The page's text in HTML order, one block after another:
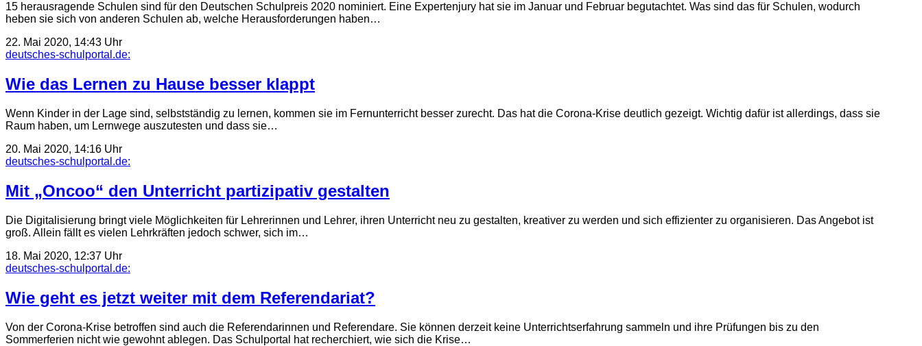
15 herausragende Schulen sind für den Deutschen Schulpreis 2020 nominiert. Eine Expertenjury hat sie im Januar und Februar begutachtet. Was sind das für Schulen, wodurch
heben sie sich von anderen Schulen ab, welche Herausforderungen haben…
22. Mai 2020, 14:43 Uhr
deutsches-schulportal.de:
Wie das Lernen zu Hause besser klappt
Wenn Kinder in der Lage sind, selbstständig zu lernen, kommen sie im Fernunterricht besser zurecht. Das hat die Corona-Krise deutlich gezeigt. Wichtig dafür ist allerdings, dass sie
Raum haben, um Lernwege auszutesten und dass sie…
20. Mai 2020, 14:16 Uhr
deutsches-schulportal.de:
Mit „Oncoo“ den Unterricht partizipativ gestalten
Die Digitalisierung bringt viele Möglichkeiten für Lehrerinnen und Lehrer, ihren Unterricht neu zu gestalten, kreativer zu werden und sich effizienter zu organisieren. Das Angebot ist
groß. Allein fällt es vielen Lehrkräften jedoch schwer, sich im…
18. Mai 2020, 12:37 Uhr
deutsches-schulportal.de:
Wie geht es jetzt weiter mit dem Referendariat?
Von der Corona-Krise betroffen sind auch die Referendarinnen und Referendare. Sie können derzeit keine Unterrichtserfahrung sammeln und ihre Prüfungen bis zu den
Sommerferien nicht wie gewohnt ablegen. Das Schulportal hat recherchiert, wie sich die Krise…